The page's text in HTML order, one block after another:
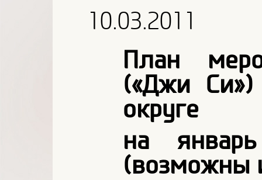
10.03.2011
План
(«Джи
округе
на
(возможны